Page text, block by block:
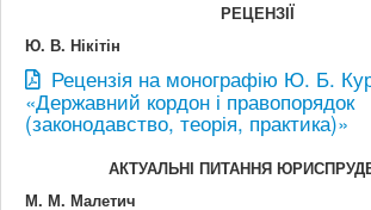
РЕЦЕНЗІЇ
Ю. В. Нікітін
Рецензія на монографію Ю. Б.
«Державний кордон і правопорядок
(законодавство, теорія, практика)»
АКТУАЛЬНІ ПИТАННЯ
М. М. Малетич